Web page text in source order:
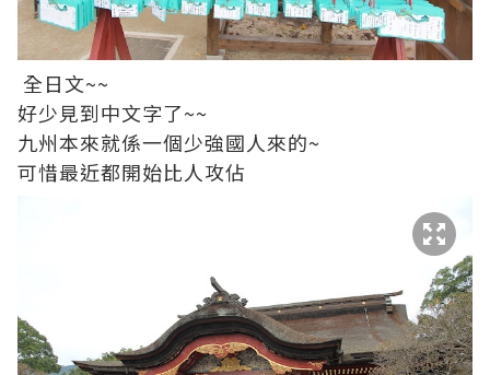
全日文~~
好少見到中文字了~~
九州本來就係一個少強國人來的~
可惜最近都開始比人攻佔